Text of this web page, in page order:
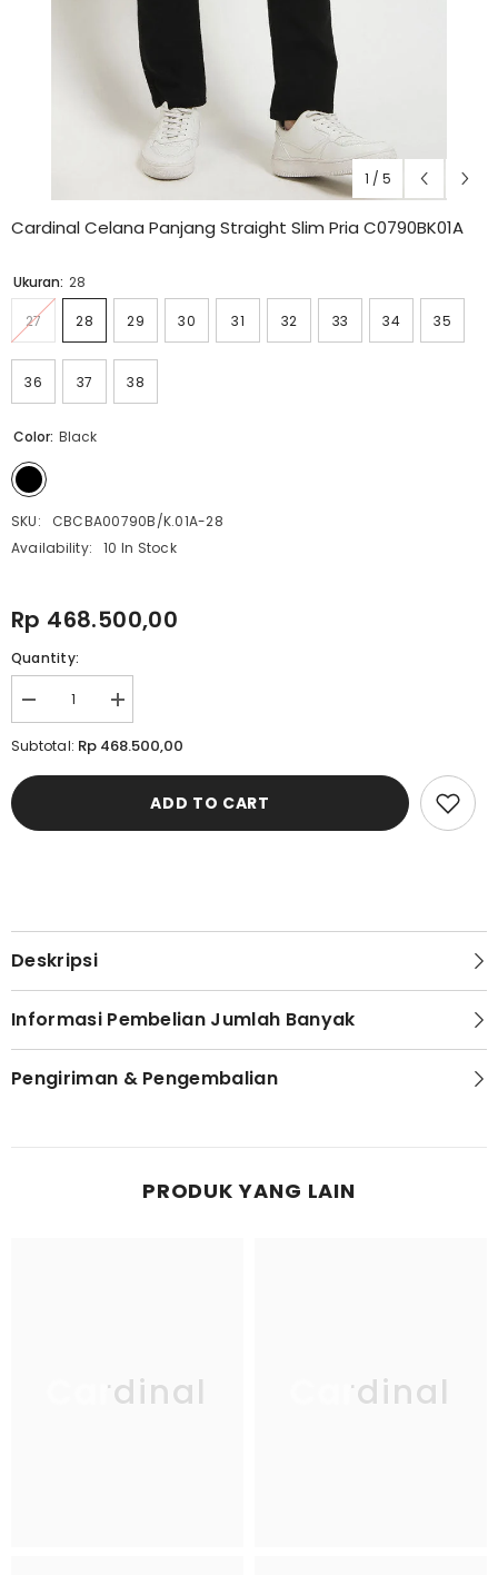
1 / 5
Cardinal Celana Panjang Straight Slim Pria C0790BK01A
Ukuran: 28
27 28 29 30 31 32 33 34 35
36 37 38
Color: Black
SKU:
CBCBA00790B/K.01A-28
Availability:
10 In Stock
Rp 468.500,00
Quantity:
Decrease
quantity
for
Celana
Slim
Increase
quantity
for
Cardinal
Celana
Straight
Subtotal: Rp 468.500,00
ADD TO CART
Deskripsi
Informasi Pembelian Jumlah Banyak
Pengiriman & Pengembalian
PRODUK YANG LAIN
Cardinal Cardinal